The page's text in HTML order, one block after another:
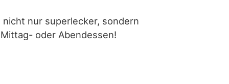
nur superlecker, sondern
oder Abendessen!